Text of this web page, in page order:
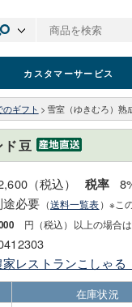
カスタマーサービス
ギフト > 雪室（ゆきむろ）
豆
（税込） 税率
途必要 （送料一覧表）※こ
円（税込）以上の場合
家レストランこしゃる
在庫状況